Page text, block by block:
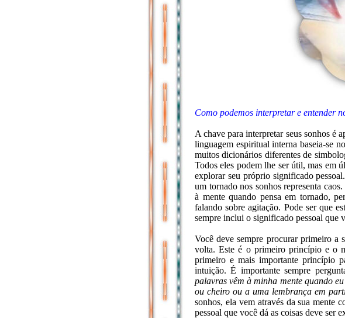
Como podemos interpretar e entender
A chave para interpretar seus sonhos é
linguagem espiritual interna baseia-se
muitos dicionários diferentes de
Todos eles podem lhe ser útil, mas em
explorar seu próprio significado
um tornado nos sonhos representa
à mente quando pensa em tornado,
falando sobre agitação. Pode ser que
sempre inclui o significado pessoal que
Você deve sempre procurar primeiro a
volta. Este é o primeiro princípio e o
primeiro e mais importante princípio
intuição. É importante sempre
palavras vêm à minha mente quando
ou cheiro ou a uma lembrança em
sonhos, ela vem através da sua mente
pessoal que você dá as coisas deve ser